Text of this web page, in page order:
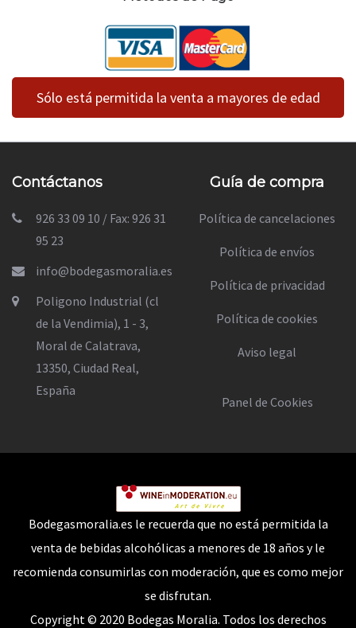
Sólo está permitida la venta a mayores de edad
Contáctanos
926 33 09 10 / Fax: 926 31
95 23
info@bodegasmoralia.es
Poligono Industrial (cl
de la Vendimia), 1 - 3,
Moral de Calatrava,
13350, Ciudad Real,
España
Guía de compra
Política de cancelaciones
Política de envíos
Política de privacidad
Política de cookies
Aviso legal
Panel de Cookies
Bodegasmoralia.es le recuerda que no está permitida la
venta de bebidas alcohólicas a menores de 18 años y le
recomienda consumirlas con moderación, que es como mejor
se disfrutan.
Copyright © 2020 Bodegas Moralia. Todos los derechos